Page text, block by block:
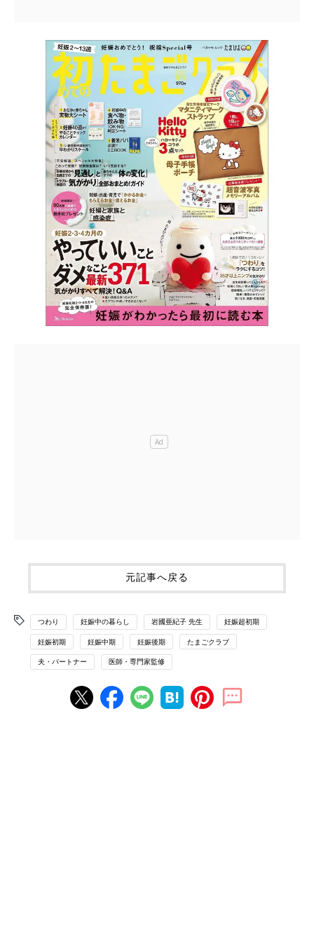
元記事へ戻る
つわり 妊娠中の暮らし 岩國亜紀子 先生 妊娠超初期
妊娠初期 妊娠中期 妊娠後期 たまごクラブ
夫・パートナー 医師・専門家監修